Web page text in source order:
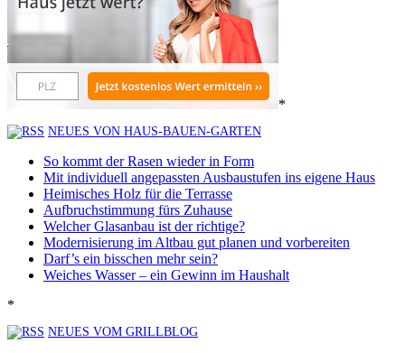
*
NEUES VON HAUS-BAUEN-GARTEN
So kommt der Rasen wieder in Form
Mit individuell angepassten Ausbaustufen ins eigene Haus
Heimisches Holz für die Terrasse
Aufbruchstimmung fürs Zuhause
Welcher Glasanbau ist der richtige?
Modernisierung im Altbau gut planen und vorbereiten
Darf’s ein bisschen mehr sein?
Weiches Wasser – ein Gewinn im Haushalt
*
NEUES VOM GRILLBLOG